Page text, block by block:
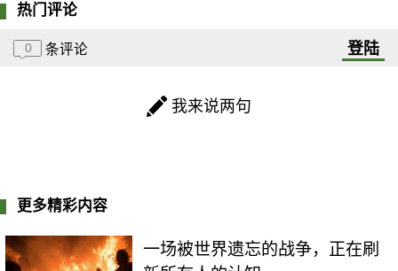
热门评论
0 条评论 登陆
我来说两句
更多精彩内容
一场被世界遗忘的战争，正在刷